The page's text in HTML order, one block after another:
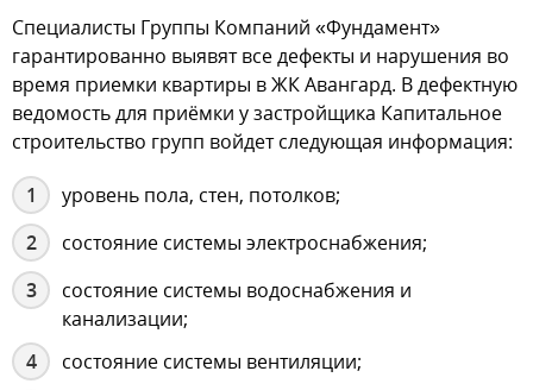
Специалисты Группы Компаний «Фундамент»
гарантированно выявят все дефекты и нарушения во
время приемки квартиры в ЖК Авангард. В дефектную
ведомость для приёмки у застройщика Капитальное
строительство групп войдет следующая информация:
уровень пола, стен, потолков;
состояние системы электроснабжения;
состояние системы водоснабжения и
канализации;
состояние системы вентиляции;